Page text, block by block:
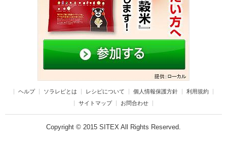
ヘルプ ソラレピとは レシピについて 個人情報保護方針
利用規約
サイトマップ
お問合わせ
Copyright © 2015 SITEX All Rights Reserved.